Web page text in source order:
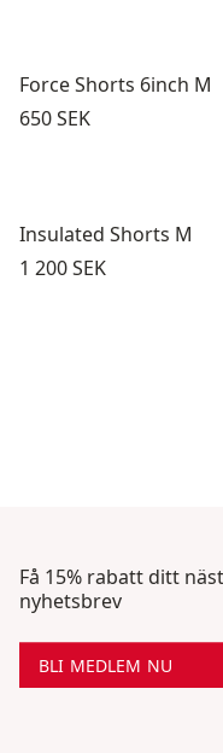
Force Shorts 6inch M
Pris:
650 SEK
Insulated Shorts M
Pris:
1 200 SEK
Få 15% rabatt ditt
nyhetsbrev
BLI MEDLEM NU